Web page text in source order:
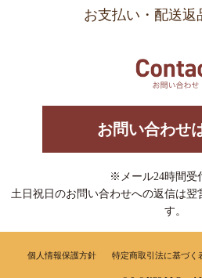
お支払い・配送返
お問い合わせ
※メール24時間受
土日祝日のお問い合わせへの返信は翌
す。
個人情報保護方針 特定商取引法に基づく